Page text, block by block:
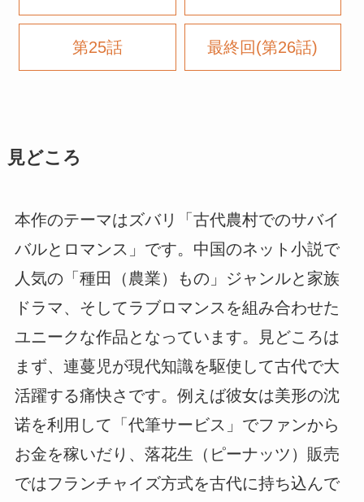
第25話 最終回(第26話)
見どころ
本作のテーマはズバリ「古代農村でのサバイ
バルとロマンス」です。中国のネット小説で
人気の「種田（農業）もの」ジャンルと家族
ドラマ、そしてラブロマンスを組み合わせた
ユニークな作品となっています。見どころは
まず、連蔓児が現代知識を駆使して古代で大
活躍する痛快さです。例えば彼女は美形の沈
诺を利用して「代筆サービス」でファンから
お金を稼いだり、落花生（ピーナッツ）販売
ではフランチャイズ方式を古代に持ち込んで